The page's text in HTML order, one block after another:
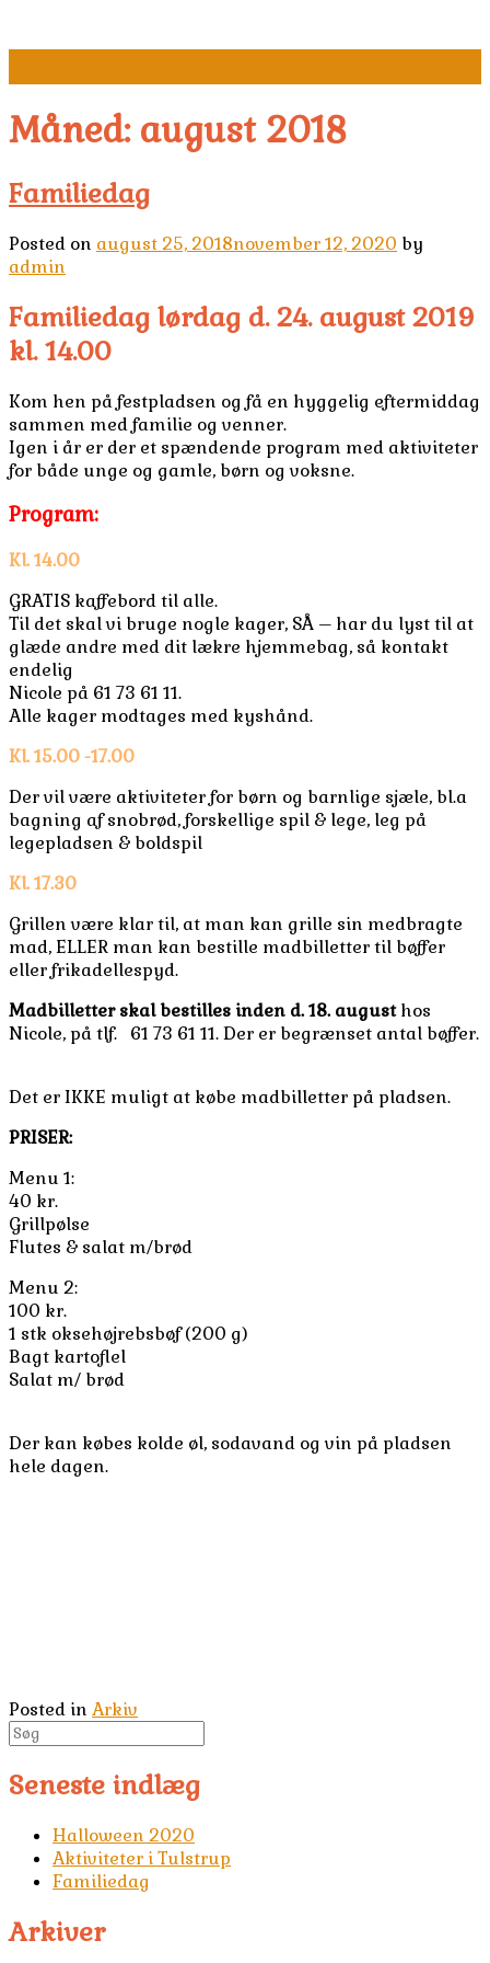
Måned: august 2018
Familiedag
Posted on august 25, 2018november 12, 2020 by
admin
Familiedag lørdag d. 24. august 2019
kl. 14.00
Kom hen på festpladsen og få en hyggelig eftermiddag
sammen med familie og venner.
Igen i år er der et spændende program med aktiviteter
for både unge og gamle, børn og voksne.
Program:
Kl. 14.00
GRATIS kaffebord til alle.
Til det skal vi bruge nogle kager, SÅ – har du lyst til at
glæde andre med dit lækre hjemmebag, så kontakt
endelig
Nicole på 61 73 61 11.
Alle kager modtages med kyshånd.
Kl. 15.00 -17.00
Der vil være aktiviteter for børn og barnlige sjæle, bl.a
bagning af snobrød, forskellige spil & lege, leg på
legepladsen & boldspil
Kl. 17.30
Grillen være klar til, at man kan grille sin medbragte
mad, ELLER man kan bestille madbilletter til bøffer
eller frikadellespyd.
Madbilletter skal bestilles inden d. 18. augusthos
Nicole, på tlf. 61 73 61 11. Der er begrænset antal bøffer.
Det er IKKE muligt at købe madbilletter på pladsen.
PRISER:
Menu 1:
40 kr.
Grillpølse
Flutes & salat m/brød
Menu 2:
100 kr.
1 stk oksehøjrebsbøf (200 g)
Bagt kartoflel
Salat m/ brød
Der kan købes kolde øl, sodavand og vin på pladsen
hele dagen.
Posted in Arkiv
Seneste indlæg
Halloween 2020
Aktiviteter i Tulstrup
Familiedag
Arkiver